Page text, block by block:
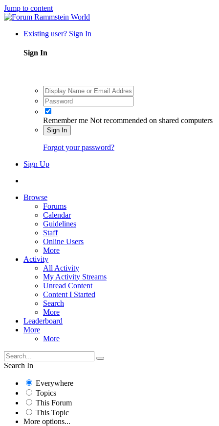
Jump to content
Existing user? Sign In
Sign In
Remember me Not recommended on shared computers
Sign In
Forgot your password?
Sign Up
Browse
Forums
Calendar
Guidelines
Staff
Online Users
More
Activity
All Activity
My Activity Streams
Unread Content
Content I Started
Search
More
Leaderboard
More
More
Search In
Everywhere
Topics
This Forum
This Topic
More options...